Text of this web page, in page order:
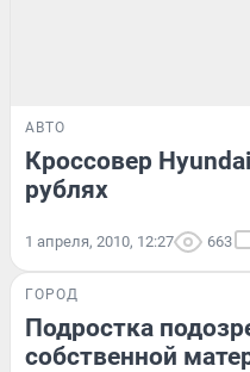
АВТО
Кроссовер
рублях
1 апреля, 2010, 12:27 663
ГОРОД
Подростка
собственной